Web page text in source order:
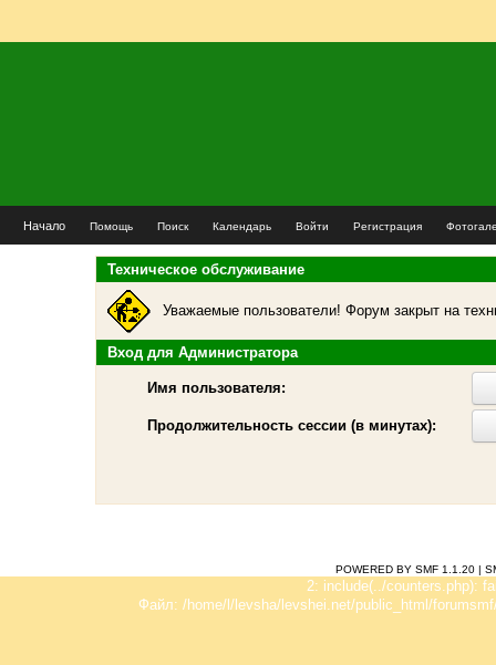
Начало Помощь Поиск Календарь Войти Регистрация
Техническое обслуживание
Уважаемые пользователи! Форум закрыт на
Вход для Администратора
Имя пользователя:
Продолжительность сессии (в минутах):
POWERED BY SMF 1.1.20 |
2: include(../counters.php):
Файл: /home/l/levsha/levshei.net/public_html/